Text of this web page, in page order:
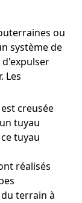
ou
système de
Les
creusée
tuyau
tuyau
réalisés
terrain à